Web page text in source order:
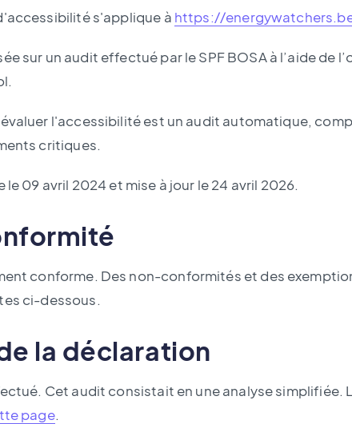
s'applique à https://
sur un audit effectué par le SPF BOSA à l’aide de
l'accessibilité est un audit automatique,
critiques.
09 avril 2024 et mise à jour le 24 avril 2026.
conforme. Des non-conformités et des
ci-dessous.
la déclaration
Cet audit consistait en une analyse simplifiée.
page.